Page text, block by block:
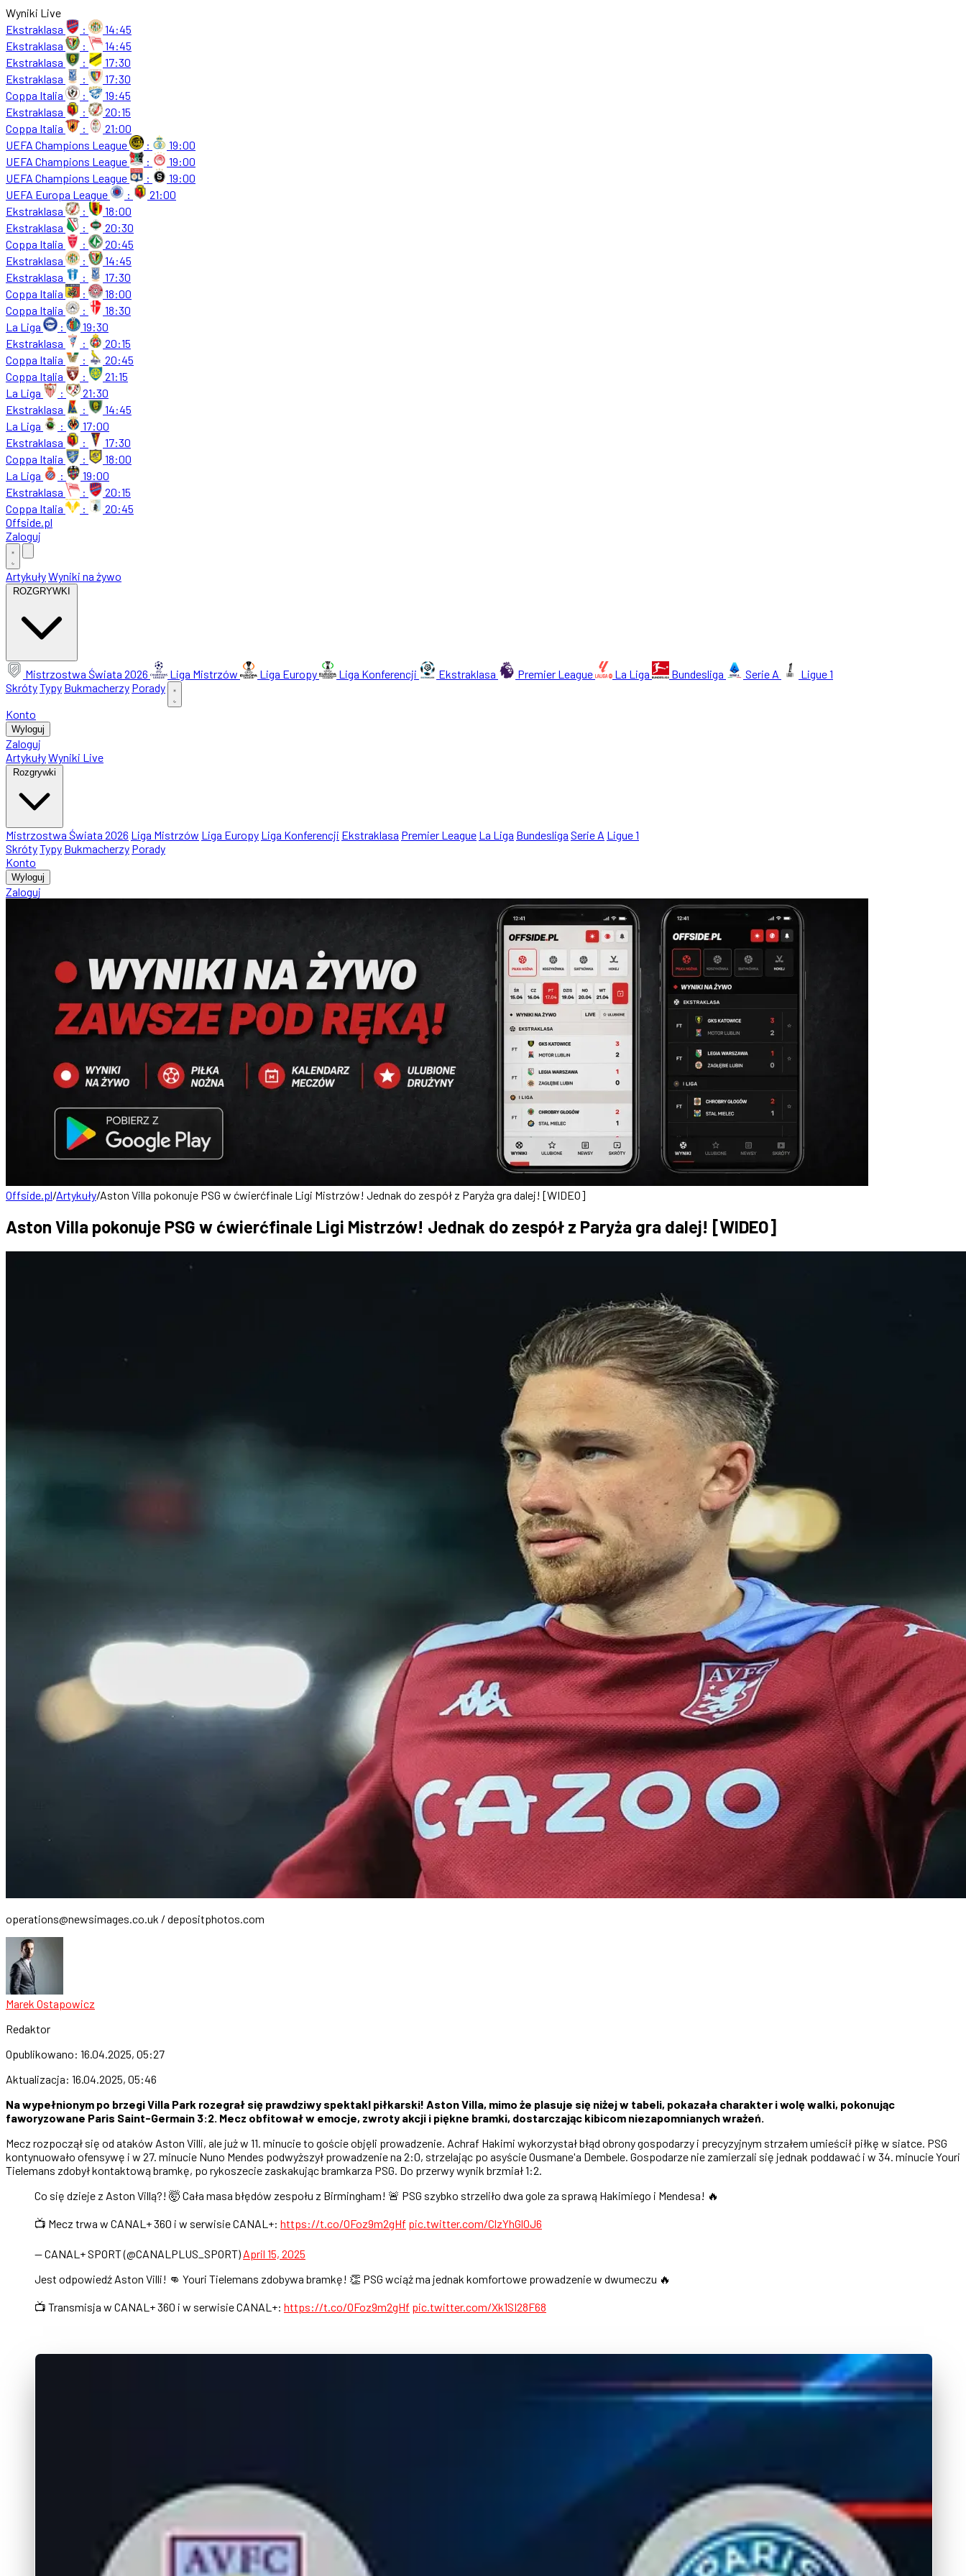
Wyniki Live
Ekstraklasa
:
14:45
Ekstraklasa
:
14:45
Ekstraklasa
:
17:30
Ekstraklasa
:
17:30
Coppa Italia
:
19:45
Ekstraklasa
:
20:15
Coppa Italia
:
21:00
UEFA Champions League
:
19:00
UEFA Champions League
:
19:00
UEFA Champions League
:
19:00
UEFA Europa League
:
21:00
Ekstraklasa
:
18:00
Ekstraklasa
:
20:30
Coppa Italia
:
20:45
Ekstraklasa
:
14:45
Ekstraklasa
:
17:30
Coppa Italia
:
18:00
Coppa Italia
:
18:30
La Liga
:
19:30
Ekstraklasa
:
20:15
Coppa Italia
:
20:45
Coppa Italia
:
21:15
La Liga
:
21:30
Ekstraklasa
:
14:45
La Liga
:
17:00
Ekstraklasa
:
17:30
Coppa Italia
:
18:00
La Liga
:
19:00
Ekstraklasa
:
20:15
Coppa Italia
:
20:45
Offside.pl
Zaloguj
ArtykułyWyniki na żywo
ROZGRYWKI
Mistrzostwa Świata 2026 Liga Mistrzów Liga Europy Liga Konferencji Ekstraklasa Premier League La Liga Bundesliga Serie A
Ligue 1
SkrótyTypy Bukmacherzy Porady
Konto
Wyloguj
Zaloguj
ArtykułyWyniki Live
Rozgrywki
Mistrzostwa Świata 2026 Liga Mistrzów Liga Europy Liga Konferencji Ekstraklasa Premier League La Liga Bundesliga Serie A Ligue 1
SkrótyTypy Bukmacherzy Porady
Konto
Wyloguj
Zaloguj
Offside.pl/Artykuły/Aston Villa pokonuje PSG w ćwierćfinale Ligi Mistrzów! Jednak do zespół z Paryża gra dalej! [WIDEO]
Aston Villa pokonuje PSG w ćwierćfinale Ligi Mistrzów! Jednak do zespół z Paryża gra dalej! [WIDEO]
operations@newsimages.co.uk / depositphotos.com
Marek Ostapowicz
Redaktor
Opublikowano: 16.04.2025, 05:27
Aktualizacja: 16.04.2025, 05:46
Na wypełnionym po brzegi Villa Park rozegrał się prawdziwy spektakl piłkarski! Aston Villa, mimo że plasuje się niżej w tabeli, pokazała charakter i wolę walki, pokonując
faworyzowane Paris Saint-Germain 3:2. Mecz obfitował w emocje, zwroty akcji i piękne bramki, dostarczając kibicom niezapomnianych wrażeń.
Mecz rozpoczął się od ataków Aston Villi, ale już w 11. minucie to goście objęli prowadzenie. Achraf Hakimi wykorzystał błąd obrony gospodarzy i precyzyjnym strzałem umieścił piłkę w siatce. PSG
kontynuowało ofensywę i w 27. minucie Nuno Mendes podwyższył prowadzenie na 2:0, strzelając po asyście Ousmane'a Dembele. Gospodarze nie zamierzali się jednak poddawać i w 34. minucie Youri
Tielemans zdobył kontaktową bramkę, po rykoszecie zaskakując bramkarza PSG. Do przerwy wynik brzmiał 1:2.
Co się dzieje z Aston Villą?! 🤯 Cała masa błędów zespołu z Birmingham! 🚨 PSG szybko strzeliło dwa gole za sprawą Hakimiego i Mendesa! 🔥
📺 Mecz trwa w CANAL+ 360 i w serwisie CANAL+: https://t.co/OFoz9m2gHf pic.twitter.com/ClzYhGl0J6
— CANAL+ SPORT (@CANALPLUS_SPORT) April 15, 2025
Jest odpowiedź Aston Villi! 👊 Youri Tielemans zdobywa bramkę! 👏 PSG wciąż ma jednak komfortowe prowadzenie w dwumeczu 🔥
📺 Transmisja w CANAL+ 360 i w serwisie CANAL+: https://t.co/OFoz9m2gHf pic.twitter.com/Xk1SI28F68